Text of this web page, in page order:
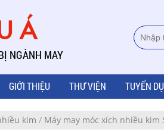
Á
NGÀNH MAY
GIỚI THIỆU THƯ VIỆN TUYỂN
kim / Máy may móc xích nhiều kim